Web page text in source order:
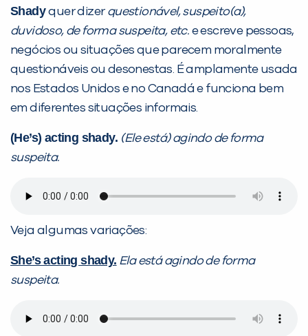
Shadyquer dizerquestionável, suspeito(a),
duvidoso, de forma suspeita, etc. e escreve pessoas,
negócios ou situações que parecem moralmente
questionáveis ou desonestas. É amplamente usada
nos Estados Unidos e no Canadá e funciona bem
em diferentes situações informais.
(He’s) acting shady. (Ele está) agindo de forma
suspeita.
Veja algumas variações:
She’s acting shady. Ela está agindo de forma
suspeita.